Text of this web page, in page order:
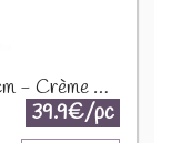
Vase Rond en forme de donut - 30cm - Crème BCV-10
39.9€/pc